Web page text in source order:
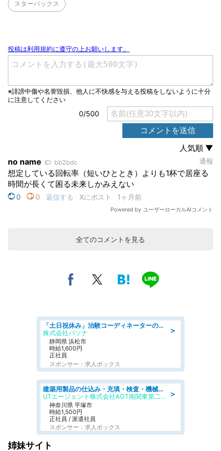
スターバックス
全てのコメントを見る
＞
「土日祝休み」治験コーディネーターのお仕事/未経験OK
株式会社パソナ
静岡県 浜松市
時給1,600円
正社員
スポンサー：求人ボックス
＞
建築用製品の仕込み・充填・検査・機械操作/寮完備/日払い/工場・製造
UTエージェント株式会社AGT南関東第二CU
神奈川県 平塚市
時給1,500円
正社員 / 派遣社員
スポンサー：求人ボックス
姉妹サイト